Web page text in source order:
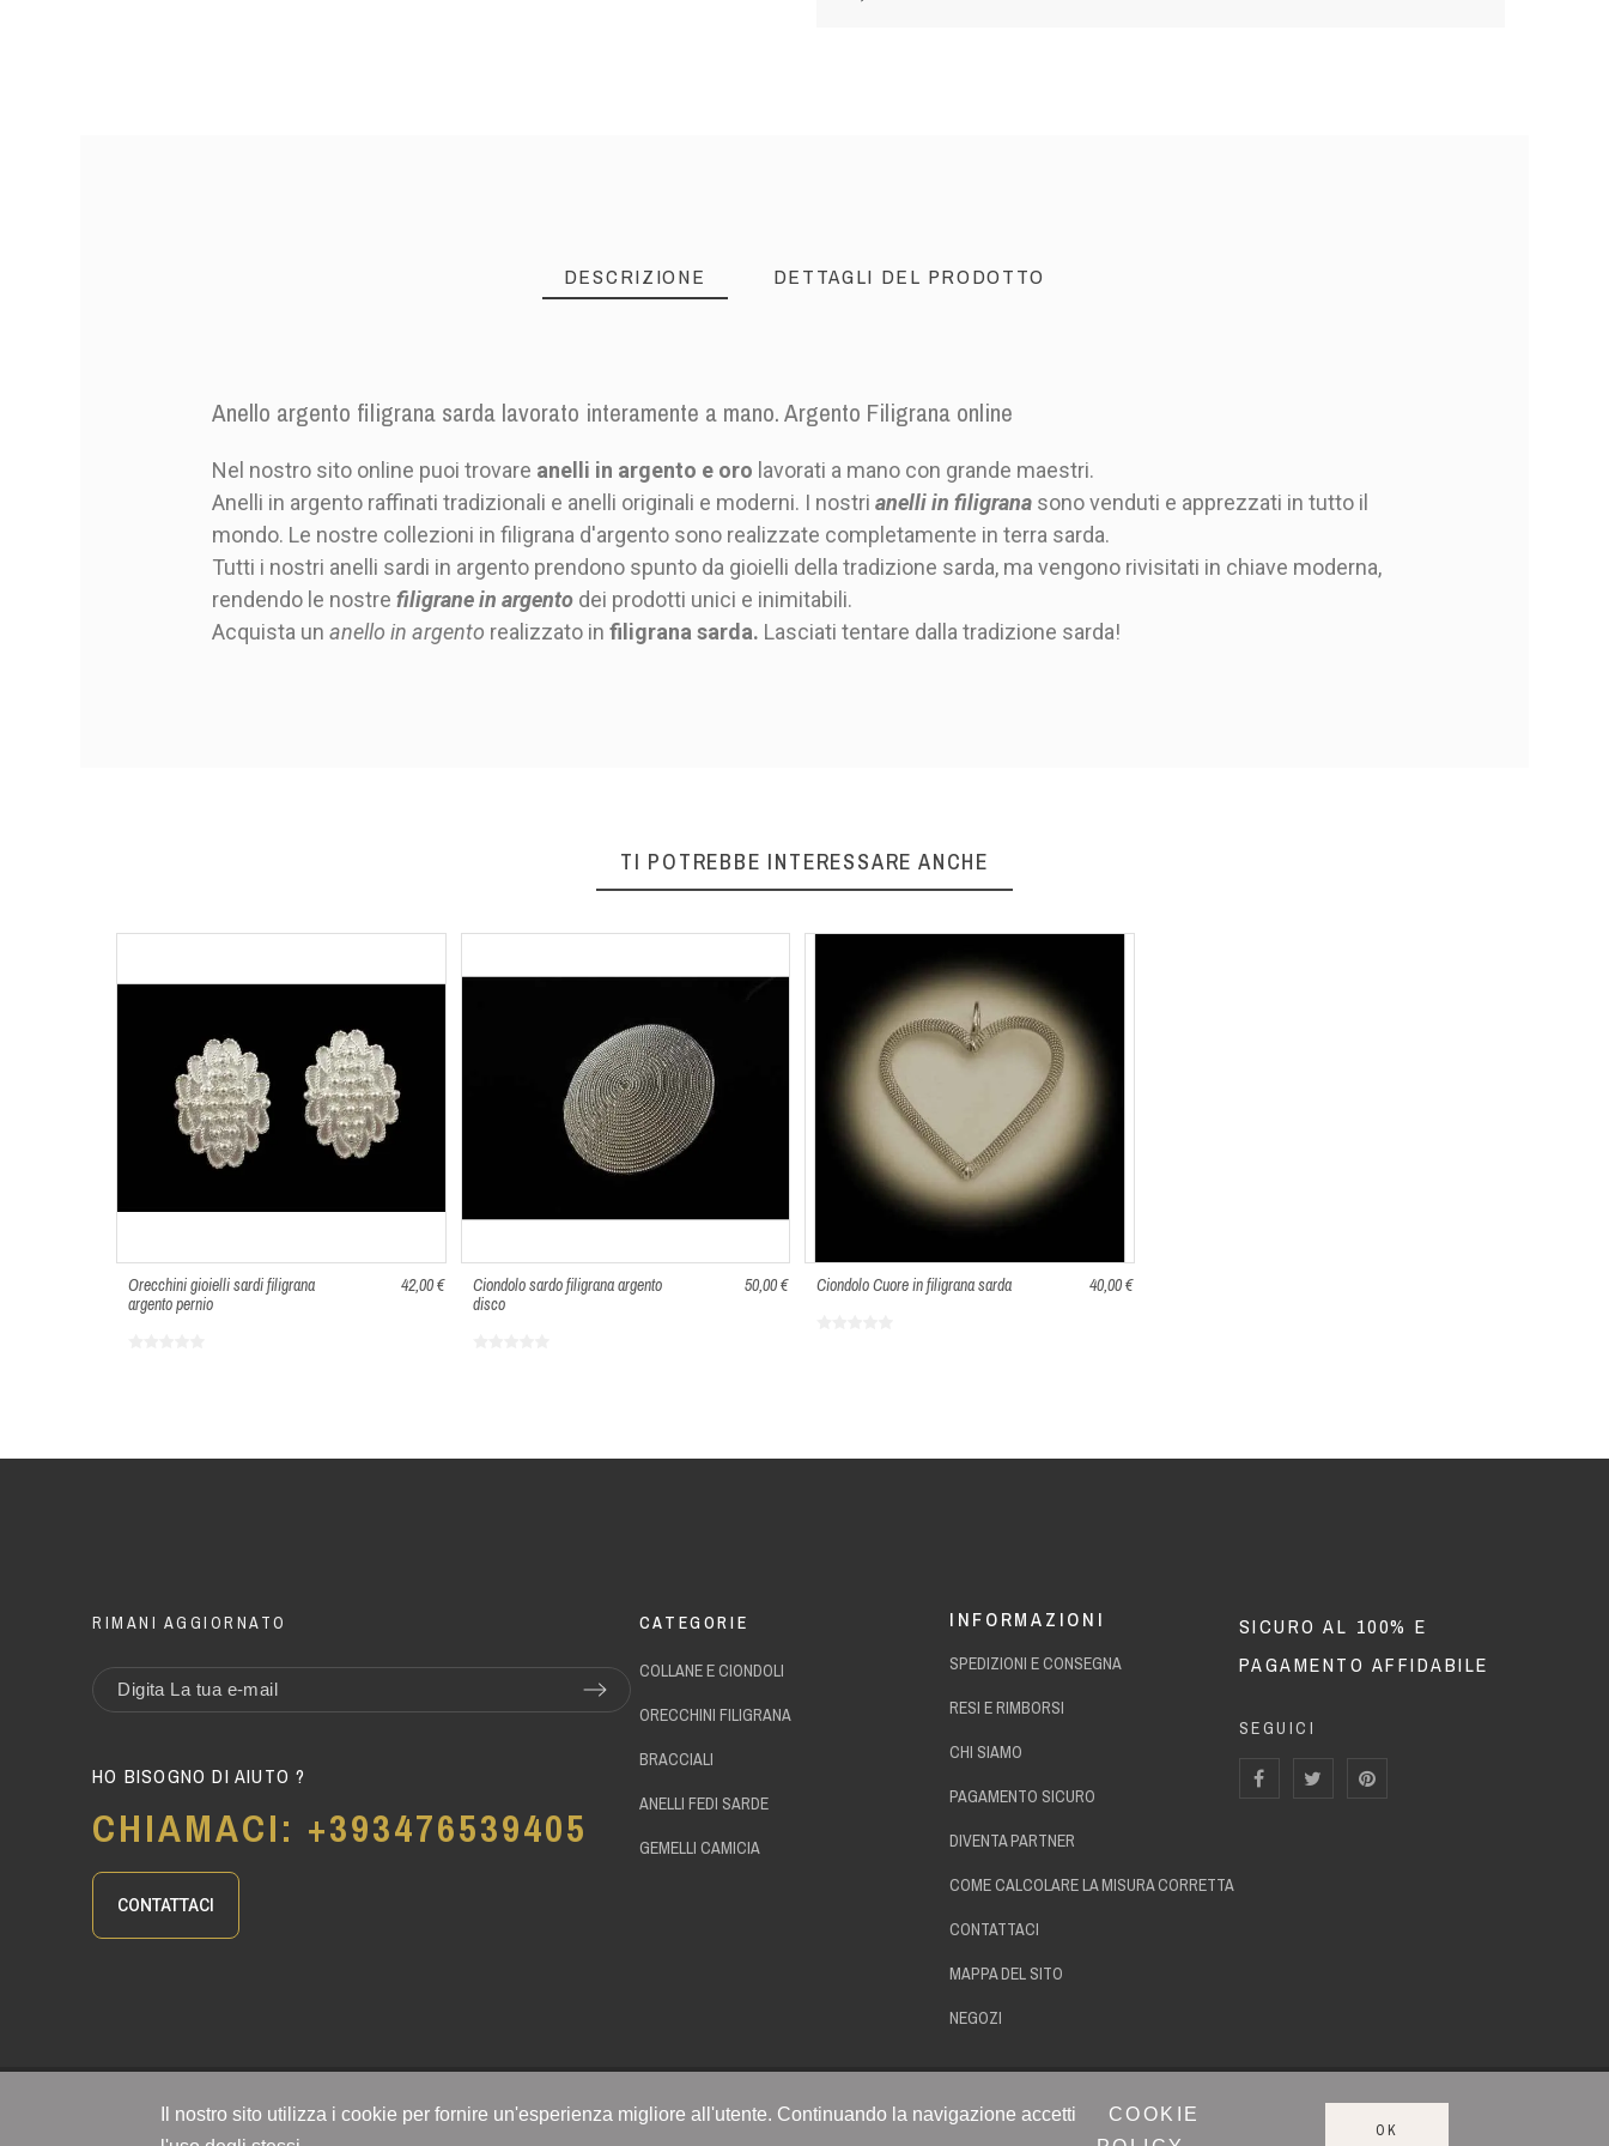
DESCRIZIONE DETTAGLI DEL PRODOTTO
Anello argento filigrana sarda lavorato interamente a mano. Argento Filigrana online
Nel nostro sito online puoi trovare anelli in argento e oro lavorati a mano con grande maestri.
Anelli in argento raffinati tradizionali e anelli originali e moderni. I nostrianelli in filigrana sono venduti e apprezzati in tutto il
mondo. Le nostre collezioni in filigrana d'argento sono realizzate completamente in terra sarda.
Tutti i nostri anelli sardi in argento prendono spunto da gioielli della tradizione sarda, ma vengono rivisitati in chiave moderna,
rendendo le nostrefiligrane in argento dei prodotti unici e inimitabili.
Acquista unanello in argento realizzato infiligrana sarda. Lasciati tentare dalla tradizione sarda!
In magazzino 3 Articoli
Materiale Argento
TI POTREBBE INTERESSARE ANCHE
Orecchini gioielli sardi filigrana
argento pernio
42,00 €
Ciondolo sardo filigrana argento
disco
50,00 € Ciondolo Cuore in filigrana sarda 40,00 €
RIMANI AGGIORNATO
HO BISOGNO DI AIUTO ?
CHIAMACI: +393476539405
CONTATTACI
CATEGORIE
COLLANE E CIONDOLI
ORECCHINI FILIGRANA
BRACCIALI
ANELLI FEDI SARDE
GEMELLI CAMICIA
INFORMAZIONI
SPEDIZIONI E CONSEGNA
RESI E RIMBORSI
CHI SIAMO
PAGAMENTO SICURO
DIVENTA PARTNER
COME CALCOLARE LA MISURA CORRETTA
CONTATTACI
MAPPA DEL SITO
NEGOZI
SICURO AL 100% E
PAGAMENTO AFFIDABILE
SEGUICI
FEDE SARDA © 2024. Tutti i diritti riservati.
Il nostro sito utilizza i cookie per fornire un'esperienza migliore all'utente. Continuando la navigazione accetti
COOKIE
OK